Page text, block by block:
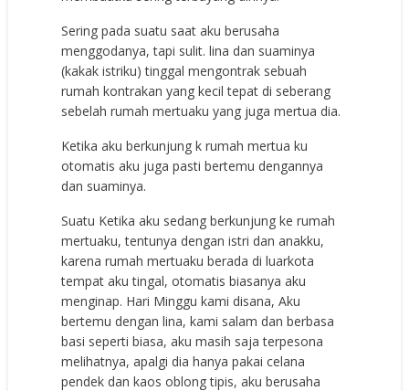
Sering pada suatu saat aku berusaha
menggodanya, tapi sulit. lina dan suaminya
(kakak istriku) tinggal mengontrak sebuah
rumah kontrakan yang kecil tepat di seberang
sebelah rumah mertuaku yang juga mertua dia.
Ketika aku berkunjung k rumah mertua ku
otomatis aku juga pasti bertemu dengannya
dan suaminya.
Suatu Ketika aku sedang berkunjung ke rumah
mertuaku, tentunya dengan istri dan anakku,
karena rumah mertuaku berada di luarkota
tempat aku tingal, otomatis biasanya aku
menginap. Hari Minggu kami disana, Aku
bertemu dengan lina, kami salam dan berbasa
basi seperti biasa, aku masih saja terpesona
melihatnya, apalgi dia hanya pakai celana
pendek dan kaos oblong tipis, aku berusaha